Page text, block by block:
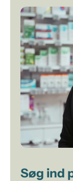
Søg ind